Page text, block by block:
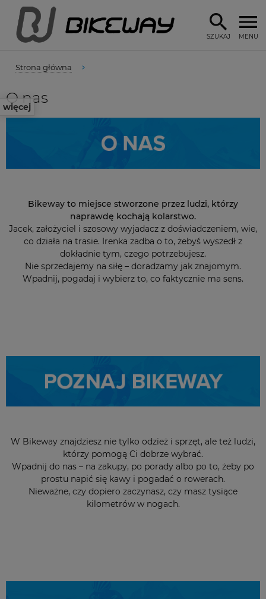
MENU
SZUKAJ
Strona główna
więcej
O nas
Bikeway to miejsce stworzone przez ludzi, którzy
naprawdę kochają kolarstwo.
Jacek, założyciel i szosowy wyjadacz z doświadczeniem, wie,
co działa na trasie. Irenka zadba o to, żebyś wyszedł z
dokładnie tym, czego potrzebujesz.
Nie sprzedajemy na siłę – doradzamy jak znajomym.
Wpadnij, pogadaj i wybierz to, co faktycznie ma sens.
W Bikeway znajdziesz nie tylko odzież i sprzęt, ale też ludzi,
którzy pomogą Ci dobrze wybrać.
Wpadnij do nas – na zakupy, po porady albo po to, żeby po
prostu napić się kawy i pogadać o rowerach.
Nieważne, czy dopiero zaczynasz, czy masz tysiące
kilometrów w nogach.